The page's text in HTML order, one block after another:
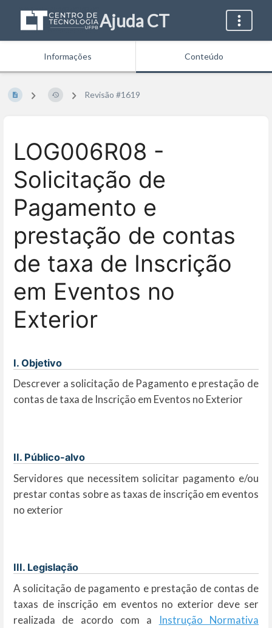
Ajuda CT
Informações Conteúdo
Revisão #1619
LOG006R08 -
Solicitação de
Pagamento e
prestação de contas
de taxa de Inscrição
em Eventos no
Exterior
I. Objetivo
Descrever a solicitação de Pagamento e prestação de
contas de taxa de Inscrição em Eventos no Exterior
II. Público-alvo
Servidores que necessitem solicitar pagamento e/ou
prestar contas sobre as taxas de inscrição em eventos
no exterior
III. Legislação
A solicitação de pagamento e prestação de contas de
taxas de inscrição em eventos no exterior deve ser
realizada de acordo com a
Instrução Normativa